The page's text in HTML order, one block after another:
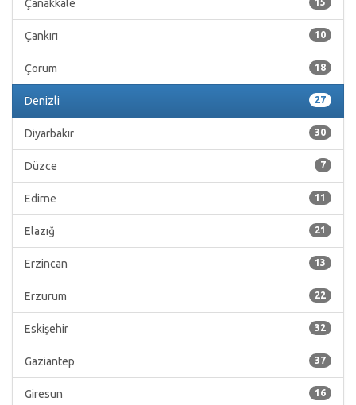
Çanakkale
10
Çankırı
18
Çorum
27
Denizli
30
Diyarbakır
7
Düzce
11
Edirne
21
Elazığ
13
Erzincan
22
Erzurum
32
Eskişehir
37
Gaziantep
16
Giresun